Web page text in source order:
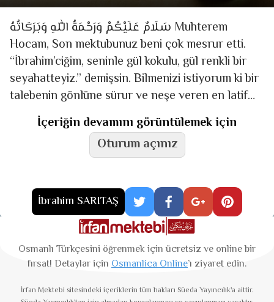
سَلَامٌ عَلَيْكُمْ وَرَحْمَةُ الّٰلهِ وَبَرَكَاتُهُ Muhterem
Hocam, Son mektubunuz beni çok mes­rur etti.
“İbrahim’ciğim, seninle gül kokulu, gül renkli bir
se­ya­hatteyiz.” demişsin. Bilmenizi istiyorum ki bir
talebenin gönlüne sürur ve neşe veren en latif
hisler,
İçeriğin devamını görüntülemek için
Oturum açınız
İbrahim SARITAŞ
Osmanlı Türkçesini öğrenmek için ücretsiz ve online bir
fırsat! Detaylar için Osmanlica Online’ı ziyaret edin.
İrfan Mektebi sitesindeki içeriklerin tüm hakları Süeda Yayıncılık'a aittir.